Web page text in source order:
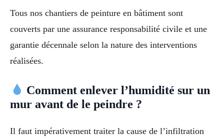
Tous nos chantiers de peinture en bâtiment sont
couverts par une assurance responsabilité civile et une
garantie décennale selon la nature des interventions
réalisées.
Comment enlever l’humidité sur un
mur avant de le peindre ?
Il faut impérativement traiter la cause de l’infiltration